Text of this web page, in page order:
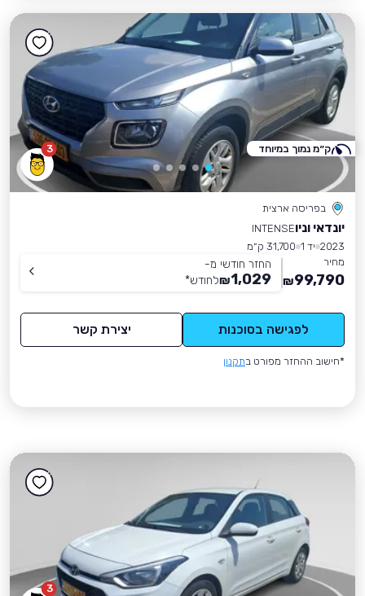
3
בפריסה ארצית
יונדאי וניוINTENSE
2023 יד 1
31,700 ק״מ
מחיר
99,790
₪
החזר חודשי מ-
1,029
₪לחודש*
לפגישה בסוכנות יצירת קשר
*חישוב ההחזר מפורט בתקנון
ק״מ נמוך במיוחד
3